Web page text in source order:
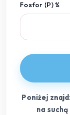
Fosfor (P) %
Poniżej
na